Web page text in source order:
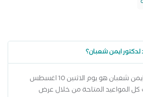
لدكتور ايمن شعبان؟
أقرب ميعاد لدكتور ايمن شعبان هو يوم الاثنين 10 اغسطس
كل المواعيد المتاحة من خلال عرض